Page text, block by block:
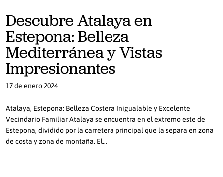
Descubre Atalaya en
Estepona: Belleza
Mediterránea y Vistas
Impresionantes
17 de enero 2024
Atalaya, Estepona: Belleza Costera Inigualable y Excelente
Vecindario Familiar Atalaya se encuentra en el extremo este de
Estepona, dividido por la carretera principal que la separa en zona
de costa y zona de montaña. El…